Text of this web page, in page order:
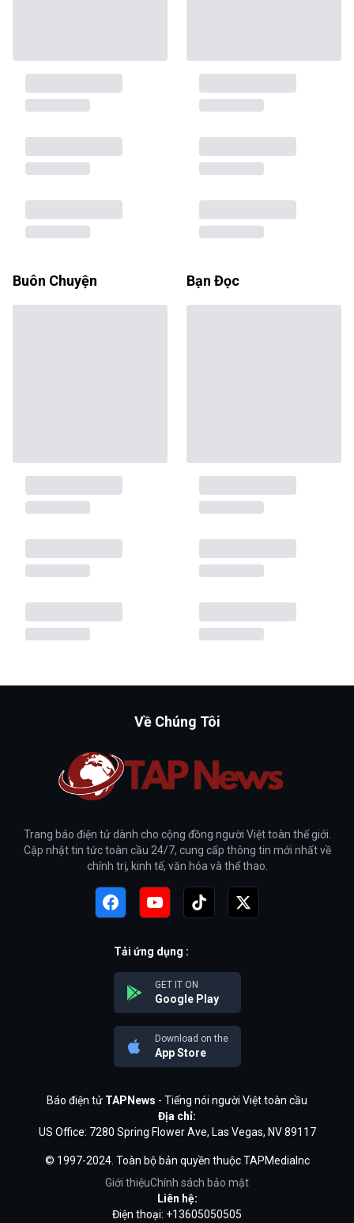
Buôn Chuyện Bạn Đọc
Về Chúng Tôi
Trang báo điện tử dành cho cộng đồng người Việt toàn thế giới.
Cập nhật tin tức toàn cầu 24/7, cung cấp thông tin mới nhất về
chính trị, kinh tế, văn hóa và thể thao.
Tải ứng dụng :
GET IT ON
Google Play
Download on the
App Store
Báo điện tử TAPNews - Tiếng nói người Việt toàn cầu
Địa chỉ:
US Office: 7280 Spring Flower Ave, Las Vegas, NV 89117
© 1997-2024. Toàn bộ bản quyền thuộc TAPMediaInc
Giới thiệuChính sách bảo mật
Liên hệ:
Điện thoại: +13605050505